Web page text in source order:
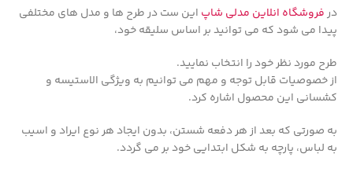
درفروشگاه انلاین مدلی شاپ این ست در طرح ها و مدل های مختلفی
پیدا می شود که می توانید بر اساس سلیقه خود،
طرح مورد نظر خود را انتخاب نمایید.
از خصوصیات قابل توجه و مهم می توانیم به ویژگی الاستیسه و
کشسانی این محصول اشاره کرد.
به صورتی که بعد از هر دفعه شستن، بدون ایجاد هر نوع ایراد و اسیب
به لباس، پارچه به شکل ابتدایی خود بر می گردد.